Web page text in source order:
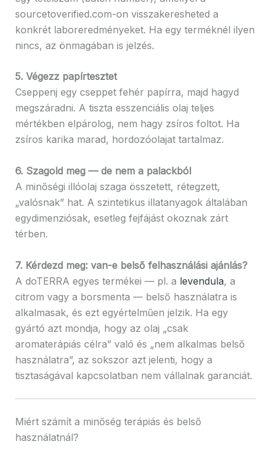
sourcetoverified.com-on visszakeresheted a
konkrét laboreredményeket. Ha egy terméknél ilyen
nincs, az önmagában is jelzés.
5. Végezz papírtesztet
Cseppenj egy cseppet fehér papírra, majd hagyd
megszáradni. A tiszta esszenciális olaj teljes
mértékben elpárolog, nem hagy zsíros foltot. Ha
zsíros karika marad, hordozóolajat tartalmaz.
6. Szagold meg — de nem a palackból
A minőségi illóolaj szaga összetett, rétegzett,
„valósnak” hat. A szintetikus illatanyagok általában
egydimenziósak, esetleg fejfájást okoznak zárt
térben.
7. Kérdezd meg: van-e belső felhasználási ajánlás?
A doTERRA egyes termékei — pl. a levendula, a
citrom vagy a borsmenta — belső használatra is
alkalmasak, és ezt egyértelműen jelzik. Ha egy
gyártó azt mondja, hogy az olaj „csak
aromaterápiás célra” való és „nem alkalmas belső
használatra”, az sokszor azt jelenti, hogy a
tisztaságával kapcsolatban nem vállalnak garanciát.
Miért számít a minőség terápiás és belső
használatnál?